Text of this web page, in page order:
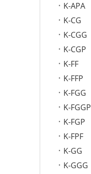
K-APA
K-CG
K-CGG
K-CGP
K-FF
K-FFP
K-FGG
K-FGGP
K-FGP
K-FPF
K-GG
K-GGG